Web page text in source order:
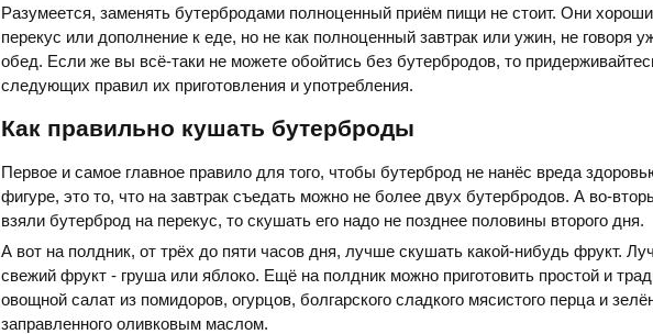
Разумеется, заменять бутербродами полноценный приём пищи не стоит. Они
перекус или дополнение к еде, но не как полноценный завтрак или ужин, не говоря
обед. Если же вы всё-таки не можете обойтись без бутербродов, то
следующих правил их приготовления и употребления.
Как правильно кушать бутерброды
Первое и самое главное правило для того, чтобы бутерброд не нанёс вреда
фигуре, это то, что на завтрак съедать можно не более двух бутербродов. А во-
взяли бутерброд на перекус, то скушать его надо не позднее половины второго дня.
А вот на полдник, от трёх до пяти часов дня, лучше скушать какой-нибудь фрукт.
свежий фрукт - груша или яблоко. Ещё на полдник можно приготовить простой и
овощной салат из помидоров, огурцов, болгарского сладкого мясистого перца и
заправленного оливковым маслом.